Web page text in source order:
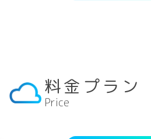
料金プラン
Price